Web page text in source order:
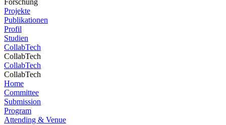
Forschung
Projekte
Publikationen
Profil
Studien
CollabTech
CollabTech
CollabTech
CollabTech
Home
Committee
Submission
Program
Attending & Venue